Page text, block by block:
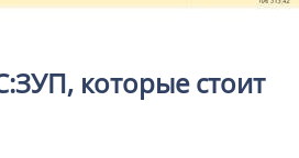
которые стоит